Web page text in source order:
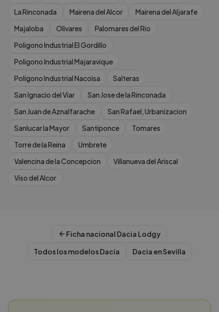
La Rinconada
Mairena del Alcor
Mairena del Aljarafe
Majaloba
Olivares
Palomares del Rio
Poligono Industrial El Gordillo
Poligono Industrial Majaravique
Poligono Industrial Nacoisa
Salteras
San Ignacio del Viar
San Jose de la Rinconada
San Juan de Aznalfarache
San Rafael, Urbanizacion
Sanlucar la Mayor
Santiponce
Tomares
Torre de la Reina
Umbrete
Valencina de la Concepcion
Villanueva del Ariscal
Viso del Alcor
Ficha nacional Dacia Lodgy
Todos los modelosDacia Dacia enSevilla